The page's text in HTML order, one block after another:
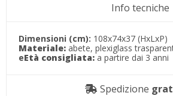
Info tecniche
Dimensioni (cm): 108x74x37 (HxLxP)
Materiale: abete, plexiglass
eEtà consigliata: a partire dai 3 anni
Spedizione